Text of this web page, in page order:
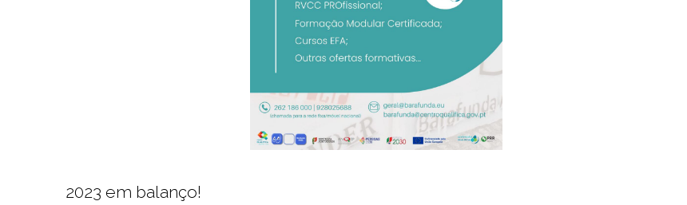
2023 em balanço!